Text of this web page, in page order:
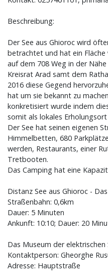
Beschreibung:
Der See aus Ghioroc wird
betrachtet und hat ein
auf dem 708 Weg in der
Kreisrat Arad samt dem
2016 diese Gegend
hat um sie bekannt zu
konkretisiert wurde indem
somit als lokales
Der See hat seinen eigenen
Himmelbetten, 680
werden, Restaurants, einer
Tretbooten.
Das Camping hat eine
Distanz See aus Ghioroc -
Straßenbahn: 0,6km
Dauer: 5 Minuten
Ankunft: 10:10; Dauer: 20
Das Museum der elektrischen
Kontaktperson: Gheorghe
Adresse: Hauptstraße